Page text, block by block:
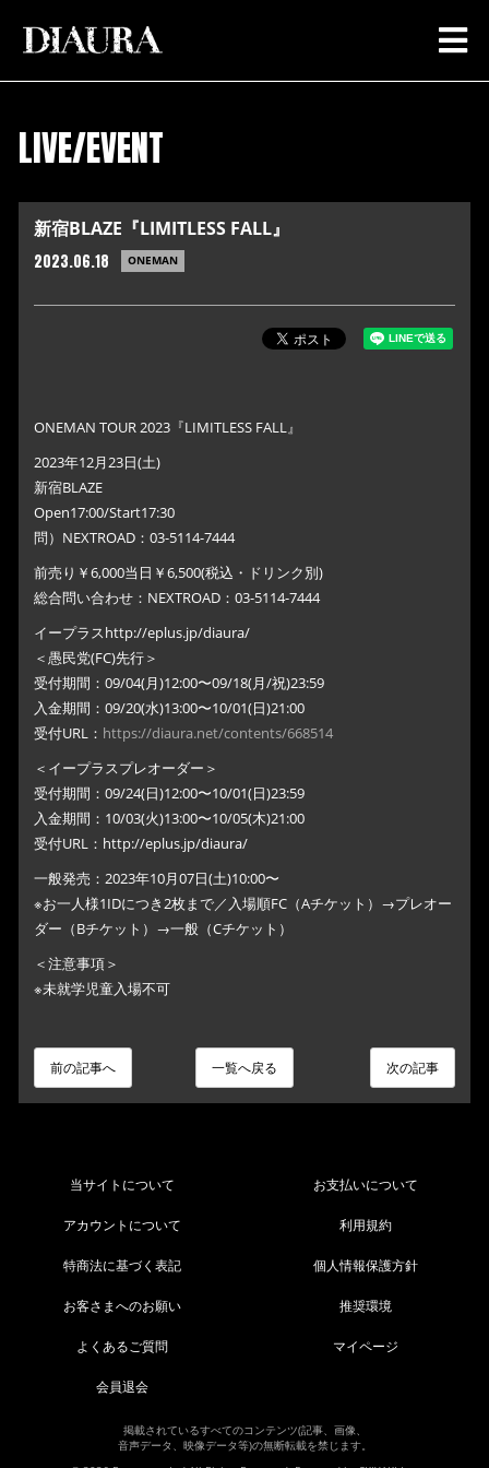
LIVE/EVENT
新宿BLAZE『LIMITLESS FALL』
2023.06.18 ONEMAN
ONEMAN TOUR 2023『LIMITLESS FALL』
2023年12月23日(土)
新宿BLAZE
Open17:00/Start17:30
問）NEXTROAD：03-5114-7444
前売り￥6,000当日￥6,500(税込・ドリンク別)
総合問い合わせ：NEXTROAD：03-5114-7444
イープラスhttp://eplus.jp/diaura/
＜愚民党(FC)先行＞
受付期間：09/04(月)12:00〜09/18(月/祝)23:59
入金期間：09/20(水)13:00〜10/01(日)21:00
受付URL： https://diaura.net/contents/668514
＜イープラスプレオーダー＞
受付期間：09/24(日)12:00〜10/01(日)23:59
入金期間：10/03(火)13:00〜10/05(木)21:00
受付URL：http://eplus.jp/diaura/
一般発売：2023年10月07日(土)10:00〜
※お一人様1IDにつき2枚まで／入場順FC（Aチケット）→プレオー
ダー（Bチケット）→一般（Cチケット）
＜注意事項＞
※未就学児童入場不可
次の記事
一覧へ戻る
前の記事へ
当サイトについて お支払いについて
アカウントについて 利用規約
特商法に基づく表記 個人情報保護方針
お客さまへのお願い 推奨環境
よくあるご質問 マイページ
会員退会
掲載されているすべてのコンテンツ(記事、画像、
音声データ、映像データ等)の無断転載を禁じます。